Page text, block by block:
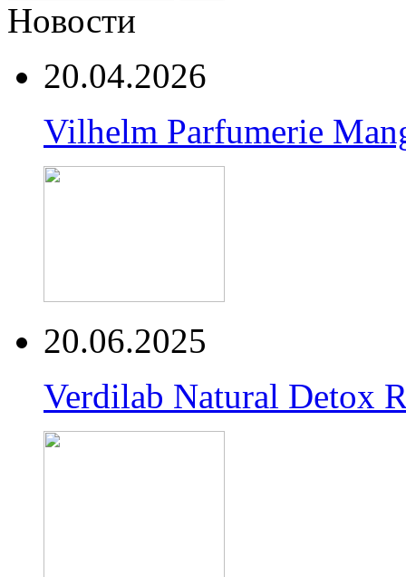
Новости
20.04.2026
Vilhelm Parfumerie
20.06.2025
Verdilab Natural Detox